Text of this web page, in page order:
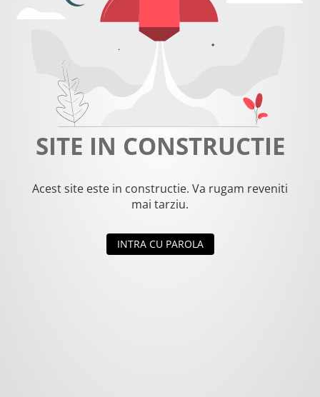
SITE IN CONSTRUCTIE
Acest site este in constructie. Va rugam reveniti
mai tarziu.
INTRA CU PAROLA